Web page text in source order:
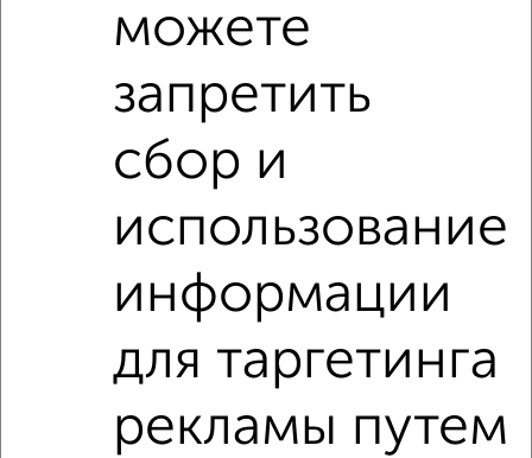
Рядом, с меньшей ценой
1‑комнатные квартиры
Поиск по схожим параметрам:
на улице Рыбацкий Причал не первый этаж
не последний этаж в малоэтажном доме
можете
запретить
сбор и
использование
информации
для таргетинга
рекламы путем